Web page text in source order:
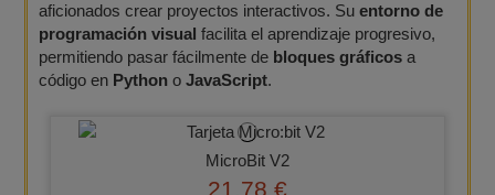
aficionados crear proyectos interactivos. Suentorno de
programación visual facilita el aprendizaje progresivo,
permitiendo pasar fácilmente de bloques gráficos a
código en Python oJavaScript.
MicroBit V2
21,78 €